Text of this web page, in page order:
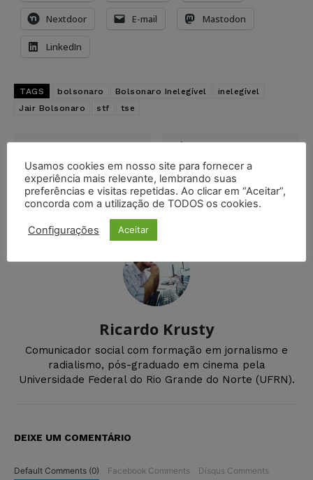
Nextdoor E-mail Mastodon
LinkedIn
TAGS bolsonaro Bolsonaro Inelegível
inelegível
Jair Bolsonaro
stf tse
Artigo anterior
Banco Central deve
reduzir juros após 1 ano de
Selic a 13,75%
Próximo artigo
Gestor e contador de
empresa são condenados
por sonegação de R$ 1,7
milhão no RS
Ricardo Krusty
Comunicador social com formação em jornalismo e
radialismo, pós-graduado em cinema pela
Universidade Federal do Rio Grande do Norte (UFRN).
DEIXE UM COMENTÁRIO
Default Comments (0) Facebook Comments Disqus Comments
Usamos cookies em nosso site para fornecer a
experiência mais relevante, lembrando suas
preferências e visitas repetidas. Ao clicar em “Aceitar”,
concorda com a utilização de TODOS os cookies.
Configurações Aceitar